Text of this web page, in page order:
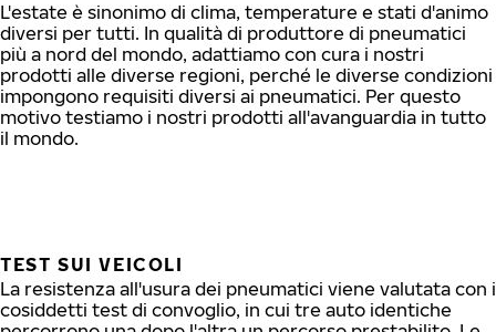
L'estate è sinonimo di clima, temperature e stati d'animo
diversi per tutti. In qualità di produttore di pneumatici
più a nord del mondo, adattiamo con cura i nostri
prodotti alle diverse regioni, perché le diverse condizioni
impongono requisiti diversi ai pneumatici. Per questo
motivo testiamo i nostri prodotti all'avanguardia in tutto
il mondo.
TEST SUI VEICOLI
La resistenza all'usura dei pneumatici viene valutata con i
cosiddetti test di convoglio, in cui tre auto identiche